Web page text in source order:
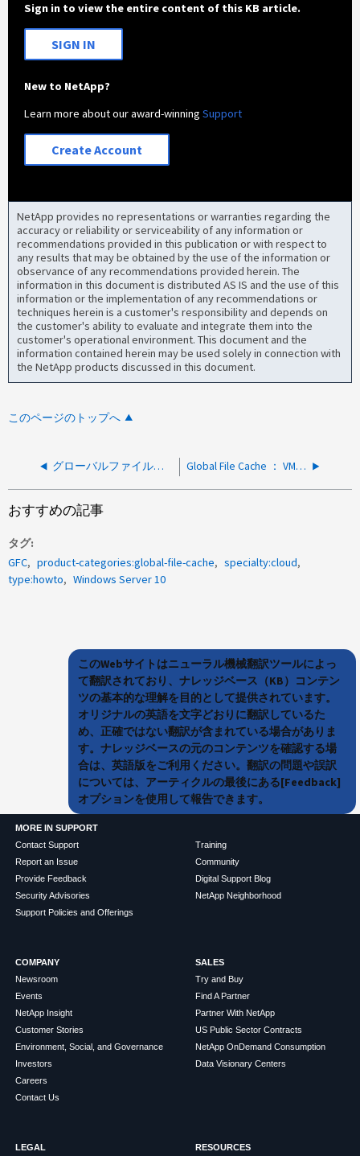
Sign in to view the entire content of this KB article.
SIGN IN
New to NetApp?
Learn more about our award-winningSupport
Create Account
NetApp provides no representations or warranties regarding the
accuracy or reliability or serviceability of any information or
recommendations provided in this publication or with respect to
any results that may be obtained by the use of the information or
observance of any recommendations provided herein. The
information in this document is distributed AS IS and the use of this
information or the implementation of any recommendations or
techniques herein is a customer's responsibility and depends on
the customer's ability to evaluate and integrate them into the
customer's operational environment. This document and the
information contained herein may be used solely in connection with
the NetApp products discussed in this document.
このページのトップへ
グローバルファイルキャッシュ：キャッシュドライブでディスク速度チェックを実行する方法 Global File Cache ： VMDK ファイルが Edge サーバ経由で転送されないようにする方法
おすすめの記事
タグ
GFC
product-categories:global-file-cache
specialty:cloud
type:howto
Windows Server 10
このWebサイトはニューラル機械翻訳ツールによっ
て翻訳されており、ナレッジベース（KB）コンテン
ツの基本的な理解を目的として提供されています。
オリジナルの英語を文字どおりに翻訳しているた
め、正確ではない翻訳が含まれている場合がありま
す。ナレッジベースの元のコンテンツを確認する場
合は、英語版をご利用ください。翻訳の問題や誤訳
については、アーティクルの最後にある[Feedback]
オプションを使用して報告できます。
MORE IN SUPPORT
Contact Support
Report an Issue
Provide Feedback
Security Advisories
Support Policies and Offerings
Training
Community
Digital Support Blog
NetApp Neighborhood
COMPANY
Newsroom
Events
NetApp Insight
Customer Stories
Environment, Social, and Governance
Investors
Careers
Contact Us
SALES
Try and Buy
Find A Partner
Partner With NetApp
US Public Sector Contracts
NetApp OnDemand Consumption
Data Visionary Centers
LEGAL RESOURCES